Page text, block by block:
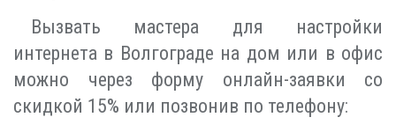
Вызвать мастера для настройки
интернета в Волгограде на дом или в офис
можно через форму онлайн-заявки со
скидкой 15% или позвонив по телефону: